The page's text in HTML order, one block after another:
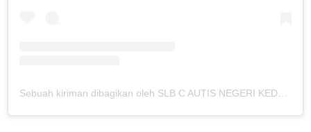
Sebuah kiriman dibagikan oleh SLB C AUTIS NEGERI KEDUNGKANDANG (@slbcautiskdkd)